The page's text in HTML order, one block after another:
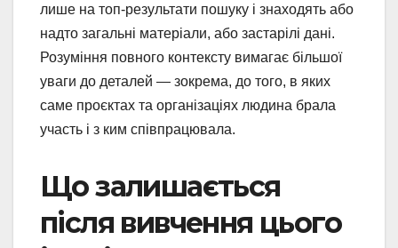
лише на топ-результати пошуку і знаходять або
надто загальні матеріали, або застарілі дані.
Розуміння повного контексту вимагає більшої
уваги до деталей — зокрема, до того, в яких
саме проєктах та організаціях людина брала
участь і з ким співпрацювала.
Що залишається
після вивчення цього